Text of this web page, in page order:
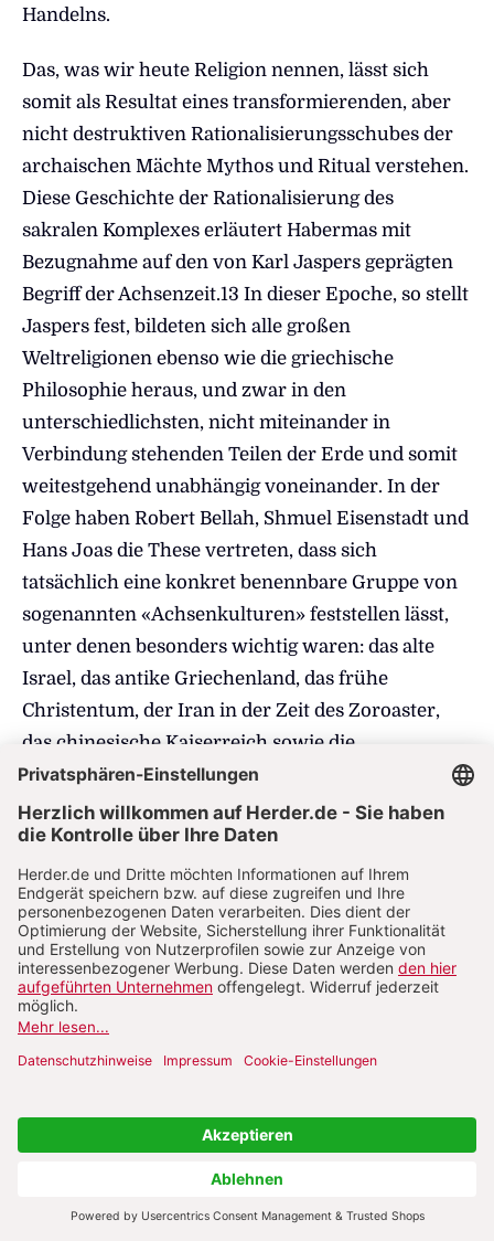
Handelns.
Das, was wir heute Religion nennen, lässt sich
somit als Resultat eines transformierenden, aber
nicht destruktiven Rationalisierungsschubes der
archaischen Mächte Mythos und Ritual verstehen.
Diese Geschichte der Rationalisierung des
sakralen Komplexes erläutert Habermas mit
Bezugnahme auf den von Karl Jaspers geprägten
Begriff der Achsenzeit.13 In dieser Epoche, so stellt
Jaspers fest, bildeten sich alle großen
Weltreligionen ebenso wie die griechische
Philosophie heraus, und zwar in den
unterschiedlichsten, nicht miteinander in
Verbindung stehenden Teilen der Erde und somit
weitestgehend unabhängig voneinander. In der
Folge haben Robert Bellah, Shmuel Eisenstadt und
Hans Joas die These vertreten, dass sich
tatsächlich eine konkret benennbare Gruppe von
sogenannten «Achsenkulturen» feststellen lässt,
unter denen besonders wichtig waren: das alte
Israel, das antike Griechenland, das frühe
Christentum, der Iran in der Zeit des Zoroaster,
das chinesische Kaiserreich sowie die
hinduistischen und buddhistischen Zivilisationen.
Das Gemeinsame an diesen unterschiedlichen
Achsenkulturen besteht laut Eisenstadt darin, dass
in all diesen Kulturen eine systematische
Reflexion stattgefunden habe, die in die
«Entdeckung» von Transzendenz mündete. Der
Glaube an die Legitimität einer transzendenten,
d.h. nicht mehr physisch präsenten Herrschaft ist
nicht zuletzt eine funktionale Voraussetzung für
die Entstehung der Großreiche der
und ihrer durch Repräsentation wirksamen
politischen Souveränität. Habermas’ Rezeption der
achsenzeitlichen Vorstellung, dass ähnliche
Entwicklungen zeitgleich in voneinander